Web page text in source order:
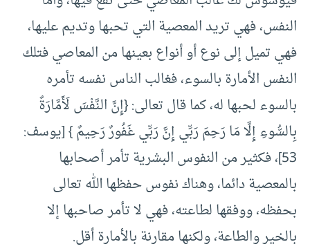
النفس، فهي تريد المعصية التي تحبها وتديم عليها،
فهي تميل إلى نوع أو أنواع بعينها من المعاصي فتلك
النفس الأمارة بالسوء، فغالب الناس نفسه تأمره
بالسوء لحبها له، كما قال تعالى: {إِنَّ النَّفْسَ لَأَمَّارَةٌ
بِالسُّوءِ إِلَّا مَا رَحِمَ رَبِّي إِنَّ رَبِّي غَفُورٌ رَحِيمٌ } [يوسف:
53]، فكثير من النفوس البشرية تأمر أصحابها
بالمعصية دائما، وهناك نفوس حفظها الله تعالى
بحفظه، ووفقها لطاعته، فهي لا تأمر صاحبها إلا
بالخير والطاعة، ولكنها مقارنة بالأمارة أقل.